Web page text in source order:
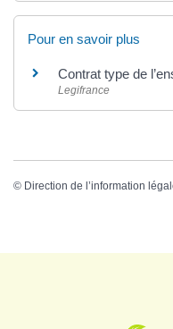
Pour en savoir plus
Contrat type de
Legifrance
© Direction de l’information